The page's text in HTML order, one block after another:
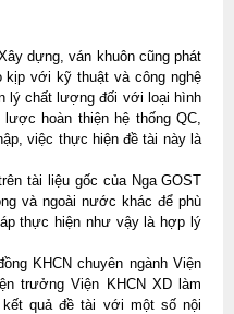
dựng, ván khuôn cũng phát
kịp với kỹ thuật và công nghệ
lý chất lượng đối với loại hình
hoàn thiện hệ thống QC,
việc thực hiện đề tài này là
tài liệu gốc của NgaGOST
và ngoài nước khác để phù
thực hiện như vậy là hợp lý
KHCN chuyên ngành Viện
trưởng Viện KHCN XD làm
quả đề tài với một số nội